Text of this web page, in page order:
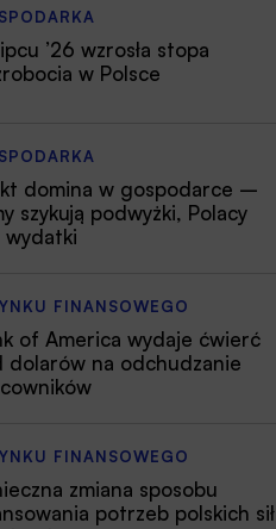
’26 wzrosła stopa
w Polsce
domina w gospodarce –
szykują podwyżki, Polacy
wydatki
FINANSOWEGO
of America wydaje ćwierć
dolarów na odchudzanie
FINANSOWEGO
zmiana sposobu
potrzeb polskich sił